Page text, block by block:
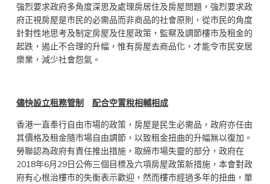
強烈要求政府多角度深思及處理房居住及房屋問題，強烈要求政
府正視房屋是市民的必需品而非商品的社會原則，從市民的角度
針對性地思考及制定房屋及住屋政策，監察及調節樓市及租金的
起跌，遏止不合理的升幅，惟有房屋去商品化，才能令市民安居
樂業，減少社會怨氣。
儘快設立租務管制
配合空置稅相輔相成
香港一直奉行自由市場的政策，房屋是民生必需品，政府亦任由
其價格及租金隨市場自由調節，以致租金扭曲的升幅無以復加。
勞聯認為政府有責任推出措施，取締市場失靈的部分，政府在
2018年6月29日公佈三個目標及六項房屋政策新措施，本會對政
府有心根治樓市的失衡表示歡迎，然而樓市經過多年的扭曲，單